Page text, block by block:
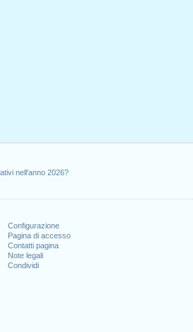
nell'anno 2026?
Configurazione
Pagina di accesso
Contatti pagina
Note legali
Condividi